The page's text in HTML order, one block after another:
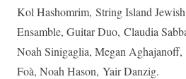
Kol Hashomrim, String Island
Ensamble, Guitar Duo, Claudia
Noah Sinigaglia, Megan Aghajanoff,
Foà, Noah Hason, Yair Danzig.